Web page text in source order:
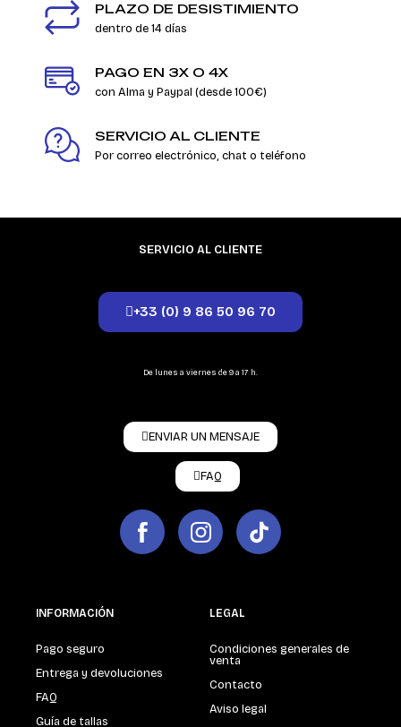
PLAZO DE DESISTIMIENTO
dentro de 14 días
PAGO EN 3X O 4X
con Alma y Paypal (desde 100€)
SERVICIO AL CLIENTE
Por correo electrónico, chat o teléfono
SERVICIO AL CLIENTE
+33 (0) 9 86 50 96 70
De lunes a viernes de 9 a 17 h.
ENVIAR UN MENSAJE
FAQ
INFORMACIÓN
Pago seguro
Entrega y devoluciones
FAQ
Guía de tallas
LEGAL
Condiciones generales de
venta
Contacto
Aviso legal